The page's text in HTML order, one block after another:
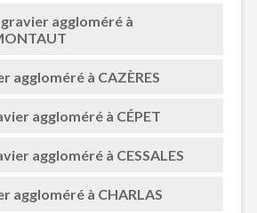
aggloméré à
aggloméré à CAZÈRES
aggloméré à CÉPET
aggloméré à CESSALES
aggloméré à CHARLAS